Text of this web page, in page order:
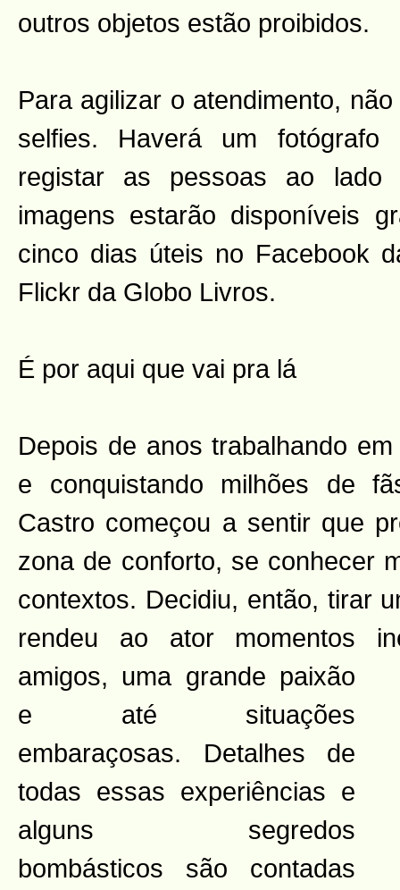
outros objetos estão proibidos.
Para agilizar o atendimento,
selfies. Haverá um fotógrafo
registar as pessoas ao lado
imagens estarão disponíveis
cinco dias úteis no Facebook
Flickr da Globo Livros.
É por aqui que vai pra lá
Depois de anos trabalhando
e conquistando milhões de
Castro começou a sentir que
zona de conforto, se conhecer
contextos. Decidiu, então, tirar
rendeu ao ator momentos
amigos, uma grande paixão
e até situações
embaraçosas. Detalhes de
todas essas experiências e
alguns segredos
bombásticos são contadas